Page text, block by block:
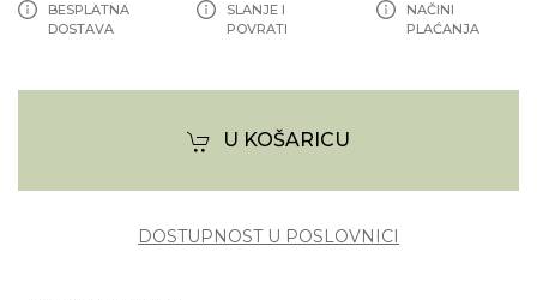
BESPLATNA
DOSTAVA
SLANJE I
POVRATI
NAČINI
PLAĆANJA
U KOŠARICU
DOSTUPNOST U POSLOVNICI